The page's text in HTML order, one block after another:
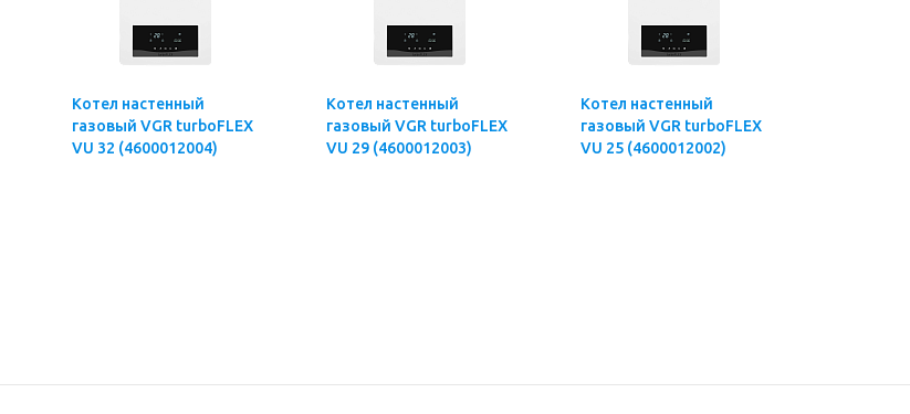
Котел настенный
газовый VGR turboFLEX
VU 32 (4600012004)
Котел настенный
газовый VGR turboFLEX
VU 29 (4600012003)
Котел настенный
газовый VGR turboFLEX
VU 25 (4600012002)